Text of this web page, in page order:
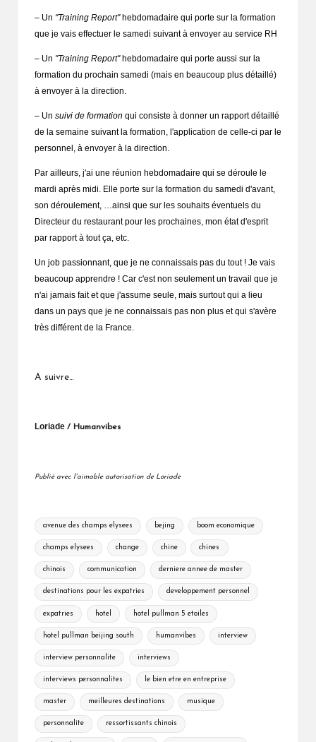
– Un "Training Report"hebdomadaire qui porte sur la formation
que je vais effectuer le samedi suivant à envoyer au service RH
– Un "Training Report"hebdomadaire qui porte aussi sur la
formation du prochain samedi (mais en beaucoup plus détaillé)
à envoyer à la direction.
– Un suivi de formation qui consiste à donner un rapport détaillé
de la semaine suivant la formation, l'application de celle-ci par le
personnel, à envoyer à la direction.
Par ailleurs, j'ai une réunion hebdomadaire qui se déroule le
mardi après midi. Elle porte sur la formation du samedi d'avant,
son déroulement, …ainsi que sur les souhaits éventuels du
Directeur du restaurant pour les prochaines, mon état d'esprit
par rapport à tout ça, etc.
Un job passionnant, que je ne connaissais pas du tout ! Je vais
beaucoup apprendre ! Car c'est non seulement un travail que je
n'ai jamais fait et que j'assume seule, mais surtout qui a lieu
dans un pays que je ne connaissais pas non plus et qui s'avère
très différent de la France.
A suivre…
Loriade / Humanvibes
Publié avec l'aimable autorisation de Loriade
Tags:
avenue des champs elysees bejing boom economique
champs elysees change chine chines
chinois communication derniere annee de master
destinations pour les expatries developpement personnel
expatries hotel hotel pullman 5 etoiles
hotel pullman beijing south humanvibes interview
interview personnalite interviews
interviews personnalites le bien etre en entreprise
master meilleures destinations musique
personnalite ressortissants chinois